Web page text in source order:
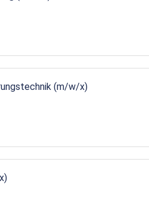
(m/w/x)